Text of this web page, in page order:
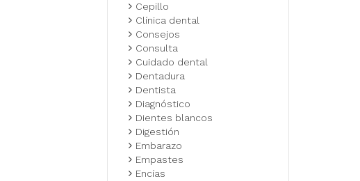
Cepillo
Clínica dental
Consejos
Consulta
Cuidado dental
Dentadura
Dentista
Diagnóstico
Dientes blancos
Digestión
Embarazo
Empastes
Encías